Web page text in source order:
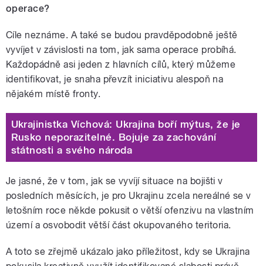
operace?
Cíle neznáme. A také se budou pravděpodobně ještě
vyvíjet v závislosti na tom, jak sama operace probíhá.
Každopádně asi jeden z hlavních cílů, který můžeme
identifikovat, je snaha převzít iniciativu alespoň na
nějakém místě fronty.
Ukrajinistka Víchová: Ukrajina boří mýtus, že je
Rusko neporazitelné. Bojuje za zachování
státnosti a svého národa
Je jasné, že v tom, jak se vyvíjí situace na bojišti v
posledních měsících, je pro Ukrajinu zcela nereálné se v
letošním roce někde pokusit o větší ofenzivu na vlastním
území a osvobodit větší část okupovaného teritoria.
A toto se zřejmě ukázalo jako příležitost, kdy se Ukrajina